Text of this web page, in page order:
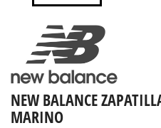
NEW BALANCE
MARINO